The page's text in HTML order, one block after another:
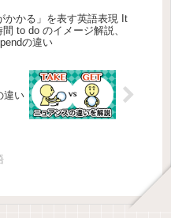
かかる」を表す英語表現 It
to do のイメージ解説、
の違い
違い